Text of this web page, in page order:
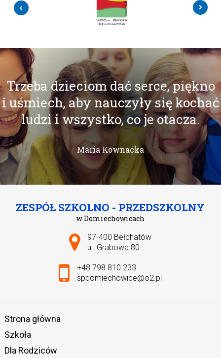
Trzeba dzieciom dać serce, piękno
i uśmiech, aby nauczyły się kochać
ludzi i wszystko, co je otacza.
Maria Kownacka
ZESPÓŁ SZKOLNO - PRZEDSZKOLNY
w Domiechowicach
Adres pocztowy:
97-400 Bełchatów
ul. Grabowa 80
+48 798 810 233
spdomiechowice@o2.pl
Strona główna
Szkoła
Dla Rodziców